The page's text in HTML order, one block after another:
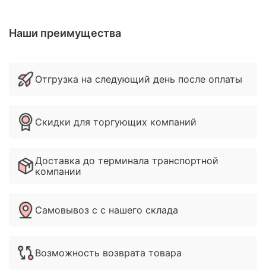
Наши преимущества
Отгрузка на следующий день после оплаты
Скидки для торгующих компаний
Доставка до терминала транспортной
компании
Самовывоз с с нашего склада
Возможность возврата товара